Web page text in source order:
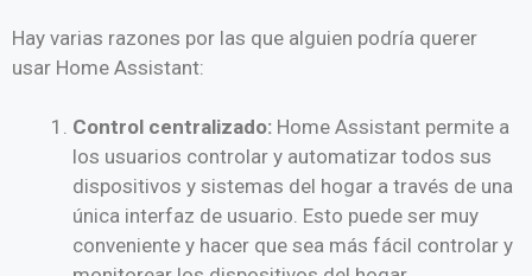
Hay varias razones por las que alguien podría querer
usar Home Assistant:
Control centralizado: Home Assistant permite a
los usuarios controlar y automatizar todos sus
dispositivos y sistemas del hogar a través de una
única interfaz de usuario. Esto puede ser muy
conveniente y hacer que sea más fácil controlar y